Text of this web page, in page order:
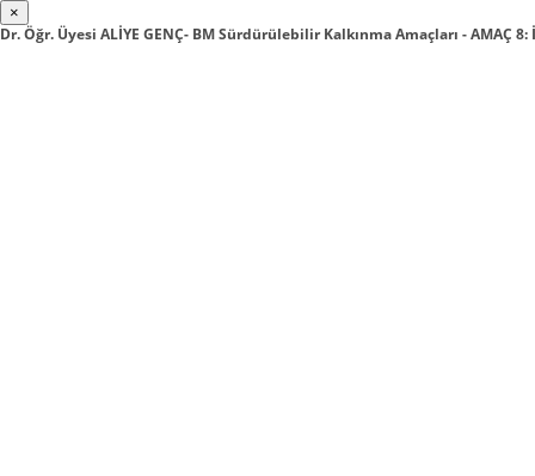
×
Dr. Öğr. Üyesi ALİYE GENÇ- BM Sürdürülebilir Kalkınma Amaçları - AMAÇ 8: